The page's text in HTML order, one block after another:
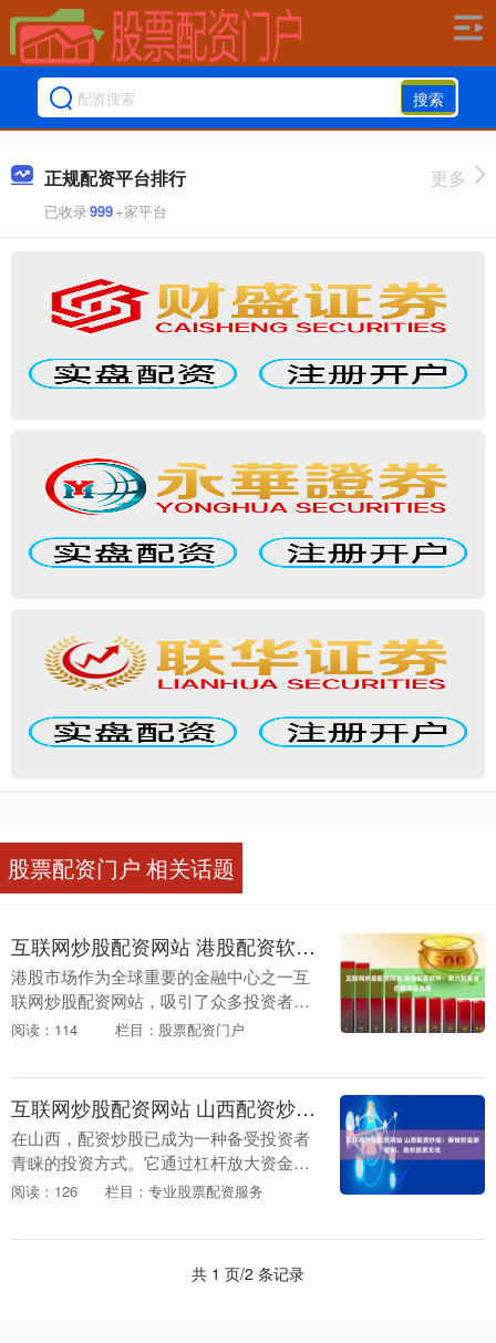
搜索
正规配资平台排行
已收录999+家平台
更多
股票配资门户 相关话题
互联网炒股配资网站 港股配资软件：助力投资者把握市场机遇
港股市场作为全球重要的金融中心之一互
联网炒股配资网站，吸引了众多投资者。
为了满足投资者的需求，港股配资软件应
工具。 股票配资....
阅读：114 栏目：股票配资门户
互联网炒股配资网站 山西配资炒股：解锁财富新密码，助你投资无忧
在山西，配资炒股已成为一种备受投资者
青睐的投资方式。它通过杠杆放大资金，
让投资者以小博大，撬动更大的投资收
着投资者借入的资....
阅读：126 栏目：专业股票配资服务
共 1 页/2 条记录